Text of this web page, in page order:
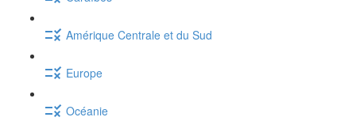
Amérique Centrale et du Sud
Europe
Océanie